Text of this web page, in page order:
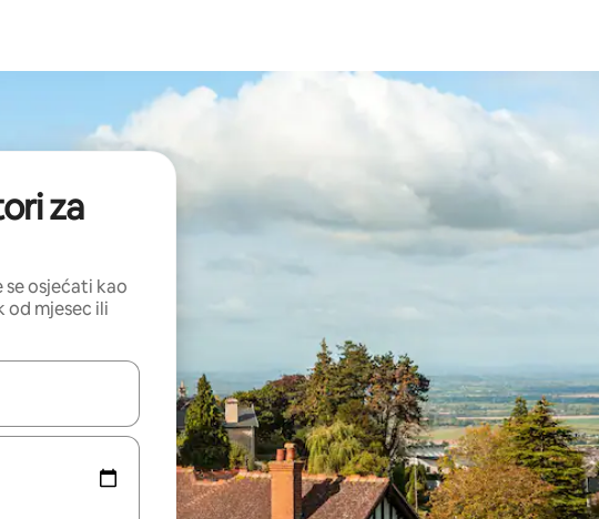
za
osjećati kao
od mjesec ili
ćete ih pregledati koristeći se strelicama prema gore i prema dolje, kao i dodirom